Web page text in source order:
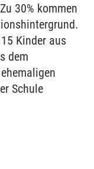
30% kommen
Kinder aus
dem
Schule